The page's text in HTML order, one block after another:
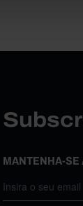
MANTENHA-SE